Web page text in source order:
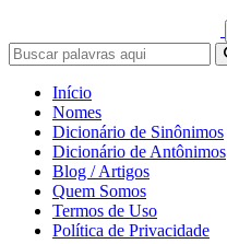
Início
Nomes
Dicionário de Sinônimos
Dicionário de Antônimos
Blog / Artigos
Quem Somos
Termos de Uso
Política de Privacidade